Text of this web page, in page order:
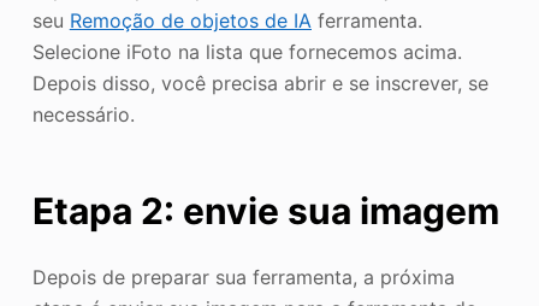
seu Remoção de objetos de IAferramenta.
Selecione iFoto na lista que fornecemos acima.
Depois disso, você precisa abrir e se inscrever, se
necessário.
Etapa 2: envie sua imagem
Depois de preparar sua ferramenta, a próxima